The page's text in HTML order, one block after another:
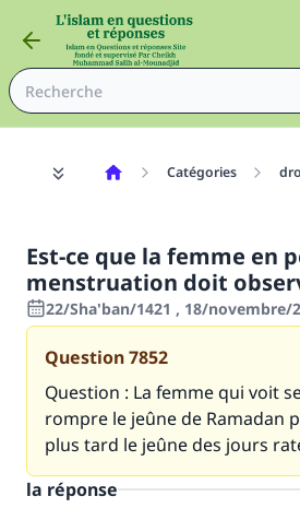
Catégories
Est-ce que la femme en
menstruation doit
22/Sha'ban/1421 , 18/novembre/
Question7852
Question : La femme qui voit
rompre le jeûne de Ramadan
plus tard le jeûne des jours
la réponse